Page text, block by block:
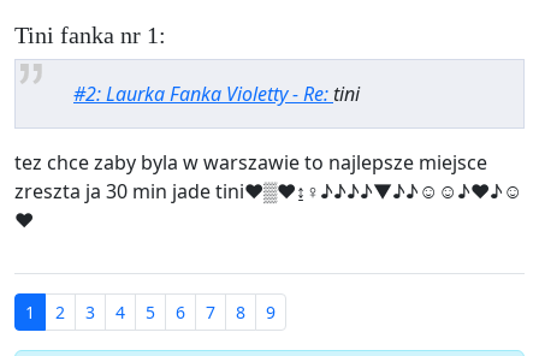
Tini fanka nr 1:
#2: Laurka Fanka Violetty - Re: tini
tez chce zaby byla w warszawie to najlepsze miejsce
zreszta ja 30 min jade tini♥▒♥↨♀♪♪♪♪▼♪♪☺☺♪♥♪☺
♥
1 2 3 4 5 6 7 8 9